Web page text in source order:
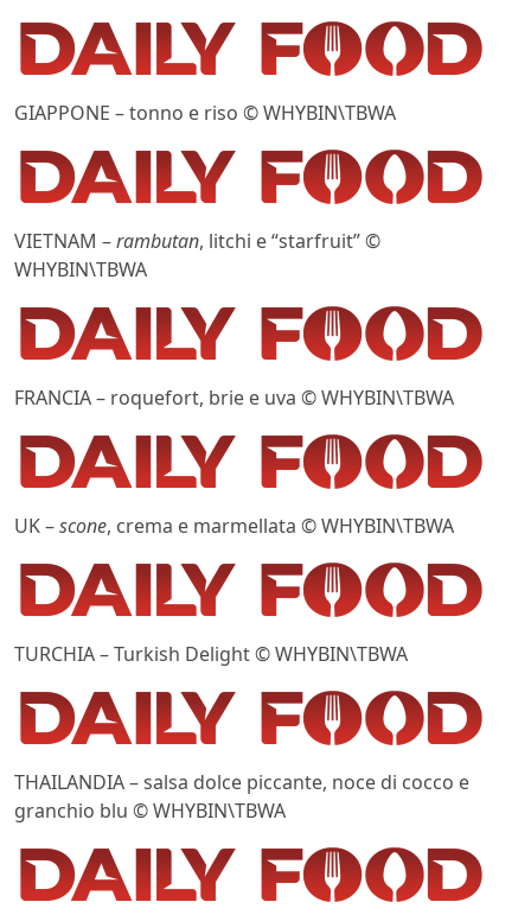
GIAPPONE – tonno e riso © WHYBIN\TBWA
VIETNAM –rambutan, litchi e “starfruit” ©
WHYBIN\TBWA
FRANCIA – roquefort, brie e uva © WHYBIN\TBWA
UK –scone, crema e marmellata © WHYBIN\TBWA
TURCHIA – Turkish Delight © WHYBIN\TBWA
THAILANDIA – salsa dolce piccante, noce di cocco e
granchio blu © WHYBIN\TBWA